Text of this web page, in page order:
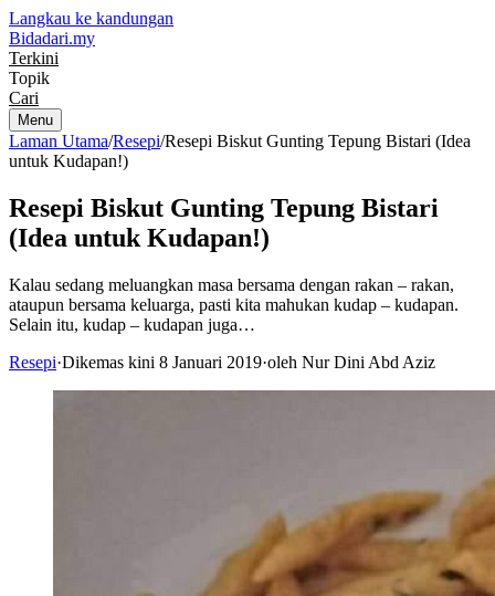
Langkau ke kandungan
Bidadari.my
Terkini
Topik
Cari
Menu
Laman Utama/Resepi/Resepi Biskut Gunting Tepung Bistari (Idea
untuk Kudapan!)
Resepi Biskut Gunting Tepung Bistari
(Idea untuk Kudapan!)
Kalau sedang meluangkan masa bersama dengan rakan – rakan,
ataupun bersama keluarga, pasti kita mahukan kudap – kudapan.
Selain itu, kudap – kudapan juga…
Resepi·Dikemas kini 8 Januari 2019·oleh Nur Dini Abd Aziz